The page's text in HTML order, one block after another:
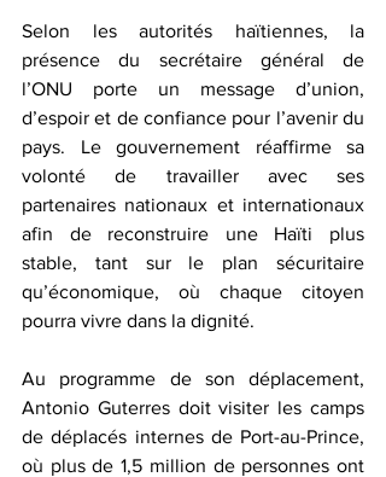
Selon les autorités haïtiennes, la
présence du secrétaire général de
l’ONU porte un message d’union,
d’espoir et de confiance pour l’avenir du
pays. Le gouvernement réaffirme sa
volonté de travailler avec ses
partenaires nationaux et internationaux
afin de reconstruire une Haïti plus
stable, tant sur le plan sécuritaire
qu’économique, où chaque citoyen
pourra vivre dans la dignité.
Au programme de son déplacement,
Antonio Guterres doit visiter les camps
de déplacés internes de Port-au-Prince,
où plus de 1,5 million de personnes ont